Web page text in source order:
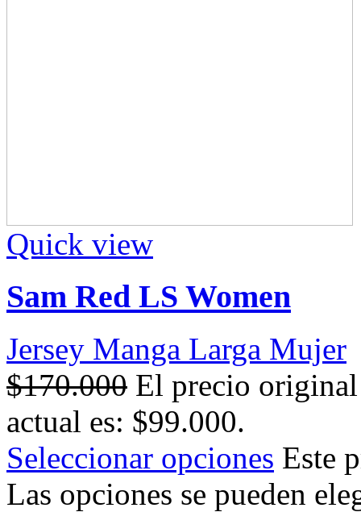
Quick view
Sam Red LS Women
Jersey Manga Larga Mujer
$170.000 El precio
actual es: $99.000.
Seleccionar opciones Este
Las opciones se pueden